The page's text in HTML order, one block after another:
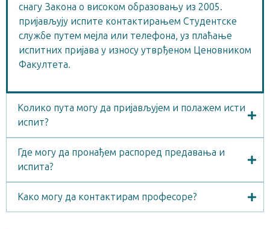
снагу Закона о високом образовању из 2005.
пријављују испите контактирањем Студентске
службе путем мејла или телефона, уз плаћање
испитних пријава у износу утврђеном Ценовником
Факултета.
Колико пута могу да пријављујем и полажем исти
испит?
Где могу да пронађем распоред предавања и
испита?
Како могу да контактирам професоре?